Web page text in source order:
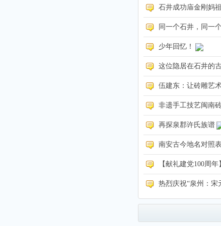
石井成功庙金刚妈祖
同一个石井，同一
少年回忆！
这位隐居在石井的
伍建东：让砖雕艺
非遗手工技艺闽南
再探泉郡许氏族谱
南安古今地名对照表
【献礼建党100周
热烈庆祝“泉州：宋